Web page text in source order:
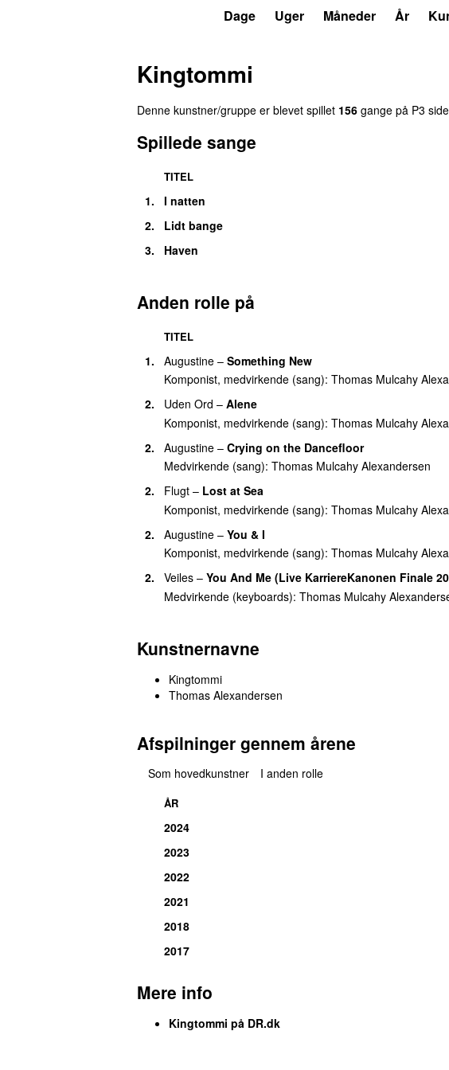
Dage Uger Måneder År
Kingtommi
Denne kunstner/gruppe er blevet spillet 156 gange på P3
Spillede sange
TITEL
1. I natten
2.
Lidt bange
3.
Haven
Anden rolle på
TITEL
1. Augustine – Something New
Komponist, medvirkende (sang): Thomas Mulcahy
2.
Uden Ord – Alene
Komponist, medvirkende (sang): Thomas Mulcahy
2.
Augustine – Crying on the Dancefloor
Medvirkende (sang): Thomas Mulcahy Alexandersen
2.
Flugt – Lost at Sea
Komponist, medvirkende (sang): Thomas Mulcahy
2.
Augustine – You & I
Komponist, medvirkende (sang): Thomas Mulcahy
2.
Veiles – You And Me (Live KarriereKanonen Finale
Medvirkende (keyboards): Thomas Mulcahy
Kunstnernavne
Kingtommi
Thomas Alexandersen
Afspilninger gennem årene
Som hovedkunstner I anden rolle
ÅR
2024
2023
2022
2021
2018
2017
Mere info
Kingtommi på DR.dk